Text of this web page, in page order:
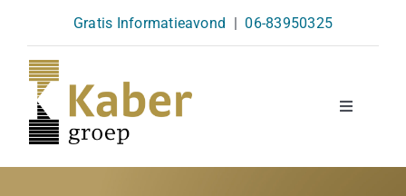
content
Gratis Informatieavond | 06-83950325
Toggle
Opleidingen